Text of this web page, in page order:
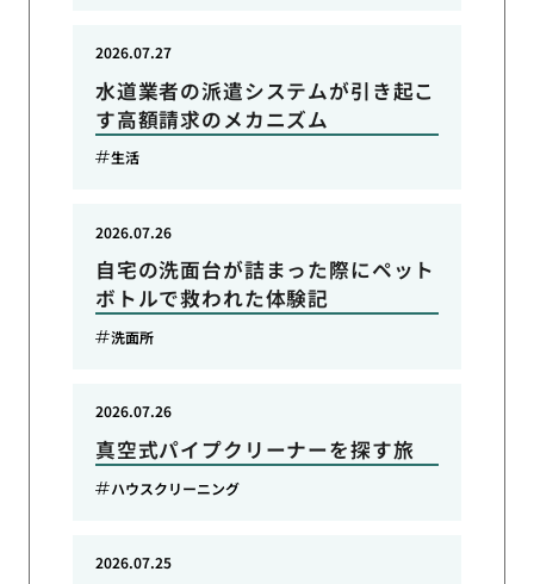
水道業者の派遣システムが引き起こ
す高額請求のメカニズム
2026.07.27
生活
自宅の洗面台が詰まった際にペット
ボトルで救われた体験記
2026.07.26
洗面所
真空式パイプクリーナーを探す旅
2026.07.26
ハウスクリーニング
2026.07.25